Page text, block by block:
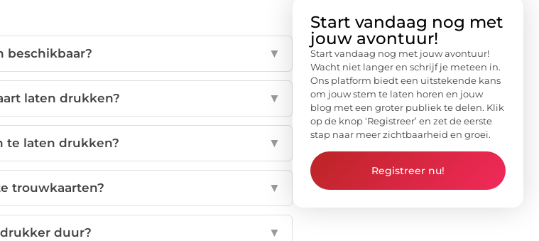
beschikbaar? ▼
laten drukken? ▼
te laten drukken? ▼
trouwkaarten? ▼
duur? ▼
Start vandaag nog met
jouw avontuur!
Start vandaag nog met jouw avontuur!
Wacht niet langer en schrijf je meteen in.
Ons platform biedt een uitstekende kans
om jouw stem te laten horen en jouw
blog met een groter publiek te delen. Klik
op de knop ‘Registreer’ en zet de eerste
stap naar meer zichtbaarheid en groei.
Registreer nu!